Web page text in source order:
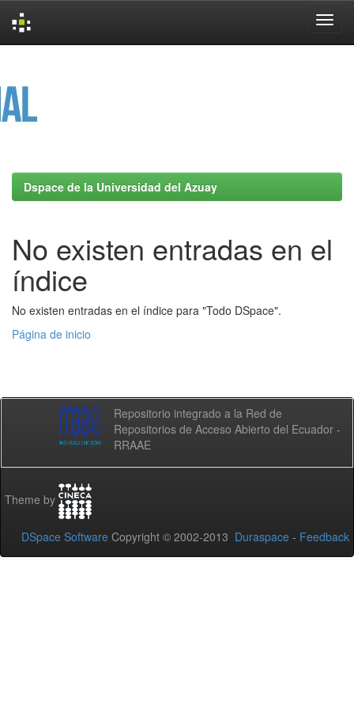
Dspace de la Universidad del Azuay
No existen entradas en el
índice
No existen entradas en el índice para "Todo DSpace".
Página de inicio
Repositorio integrado a la Red de
Repositorios de Acceso Abierto del Ecuador -
RRAAE
Theme by
DSpace Software Copyright © 2002-2013 Duraspace - Feedback